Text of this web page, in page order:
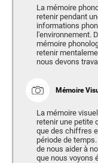
La mémoire
retenir pendant
informations
l'environnement.
mémoire
retenir
nous devons
Mémoire
La mémoire
retenir une petite
que des chiffres
période de
de nous aider à
que nous voyons